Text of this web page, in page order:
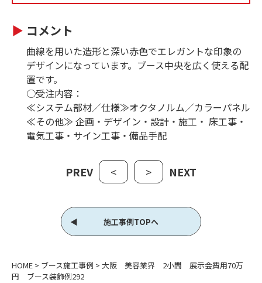
コメント
曲線を用いた造形と深い赤色でエレガントな印象の
デザインになっています。ブース中央を広く使える配
置です。
○受注内容：
≪システム部材／仕様≫オクタノルム／カラーパネル
≪その他≫ 企画・デザイン・設計・施工・ 床工事・
電気工事・サイン工事・備品手配
PREV < > NEXT
施工事例TOPへ
HOME > ブース施工事例 > 大阪 美容業界 2小間 展示会費用70万
円 ブース装飾例292